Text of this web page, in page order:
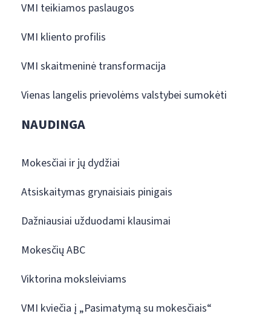
VMI teikiamos paslaugos
VMI kliento profilis
VMI skaitmeninė transformacija
Vienas langelis prievolėms valstybei sumokėti
NAUDINGA
Mokesčiai ir jų dydžiai
Atsiskaitymas grynaisiais pinigais
Dažniausiai užduodami klausimai
Mokesčių ABC
Viktorina moksleiviams
VMI kviečia į „Pasimatymą su mokesčiais“